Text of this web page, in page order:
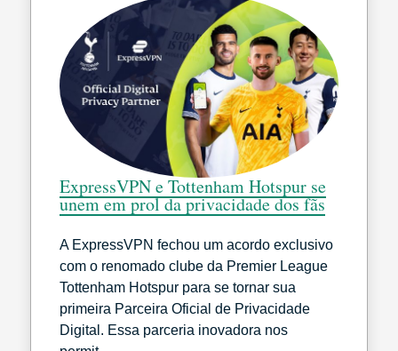
ExpressVPN e Tottenham Hotspur se
unem em prol da privacidade dos fãs
A ExpressVPN fechou um acordo exclusivo
com o renomado clube da Premier League
Tottenham Hotspur para se tornar sua
primeira Parceira Oficial de Privacidade
Digital. Essa parceria inovadora nos